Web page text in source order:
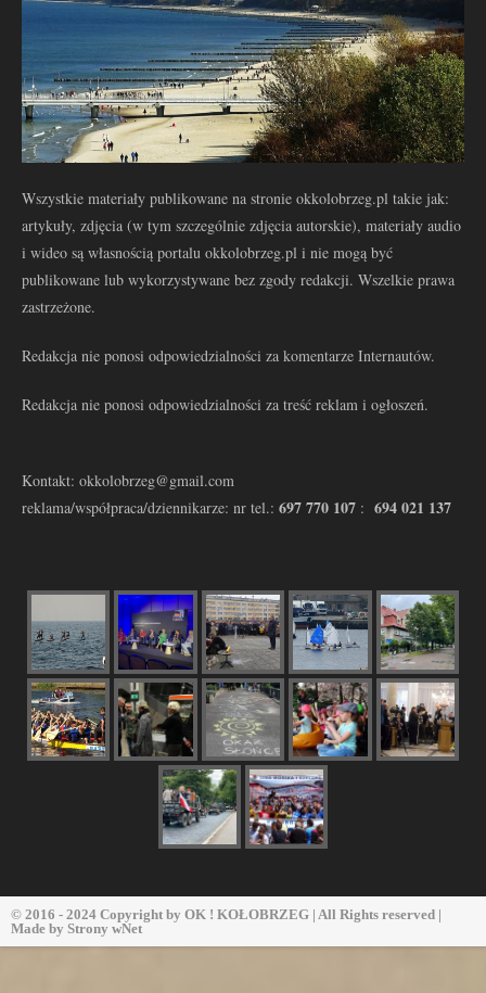
Wszystkie materiały publikowane na stronie okkolobrzeg.pl takie jak:
artykuły, zdjęcia (w tym szczególnie zdjęcia autorskie), materiały audio
i wideo są własnością portalu okkolobrzeg.pl i nie mogą być
publikowane lub wykorzystywane bez zgody redakcji. Wszelkie prawa
zastrzeżone.
Redakcja nie ponosi odpowiedzialności za komentarze Internautów.
Redakcja nie ponosi odpowiedzialności za treść reklam i ogłoszeń.
Kontakt: okkolobrzeg@gmail.com
reklama/współpraca/dziennikarze: nr tel.: 697 770 107 : 694 021 137
© 2016 - 2024 Copyright by OK ! KOŁOBRZEG | All Rights reserved |
Made by Strony wNet